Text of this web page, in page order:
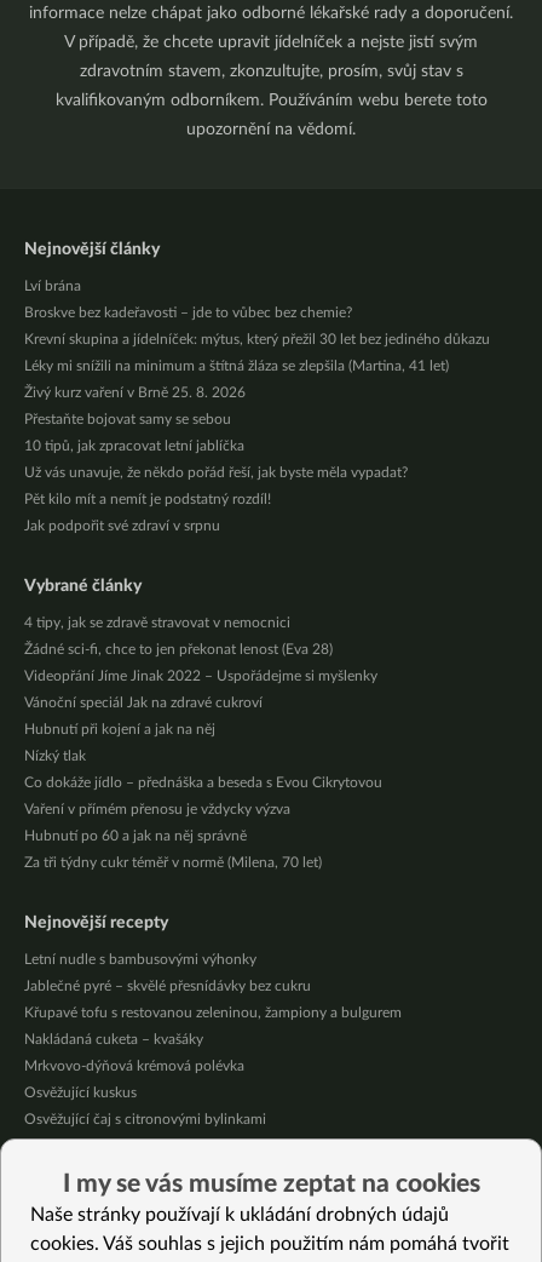
informace nelze chápat jako odborné lékařské rady a doporučení.
V případě, že chcete upravit jídelníček a nejste jistí svým
zdravotním stavem, zkonzultujte, prosím, svůj stav s
kvalifikovaným odborníkem. Používáním webu berete toto
upozornění na vědomí.
Nejnovější články
Lví brána
Broskve bez kadeřavosti – jde to vůbec bez chemie?
Krevní skupina a jídelníček: mýtus, který přežil 30 let bez jediného důkazu
Léky mi snížili na minimum a štítná žláza se zlepšila (Martina, 41 let)
Živý kurz vaření v Brně 25. 8. 2026
Přestaňte bojovat samy se sebou
10 tipů, jak zpracovat letní jablíčka
Už vás unavuje, že někdo pořád řeší, jak byste měla vypadat?
Pět kilo mít a nemít je podstatný rozdíl!
Jak podpořit své zdraví v srpnu
Vybrané články
4 tipy, jak se zdravě stravovat v nemocnici
Žádné sci-fi, chce to jen překonat lenost (Eva 28)
Videopřání Jíme Jinak 2022 – Uspořádejme si myšlenky
Vánoční speciál Jak na zdravé cukroví
Hubnutí při kojení a jak na něj
Nízký tlak
Co dokáže jídlo – přednáška a beseda s Evou Cikrytovou
Vaření v přímém přenosu je vždycky výzva
Hubnutí po 60 a jak na něj správně
Za tři týdny cukr téměř v normě (Milena, 70 let)
Nejnovější recepty
Letní nudle s bambusovými výhonky
Jablečné pyré – skvělé přesnídávky bez cukru
Křupavé tofu s restovanou zeleninou, žampiony a bulgurem
Nakládaná cuketa – kvašáky
Mrkvovo-dýňová krémová polévka
Osvěžující kuskus
Osvěžující čaj s citronovými bylinkami
Čokoládové muffiny s mangovým krémem
Meruňky a jablka v citrónovém želé
I my se vás musíme zeptat na cookies
Naše stránky používají k ukládání drobných údajů
cookies. Váš souhlas s jejich použitím nám pomáhá tvořit